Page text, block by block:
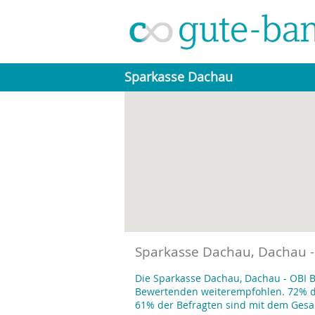
Sparkasse Dachau
Sparkasse Dachau, Dachau
Die Sparkasse Dachau, Dachau -
Bewertenden weiterempfohlen. 72%
61% der Befragten sind mit dem